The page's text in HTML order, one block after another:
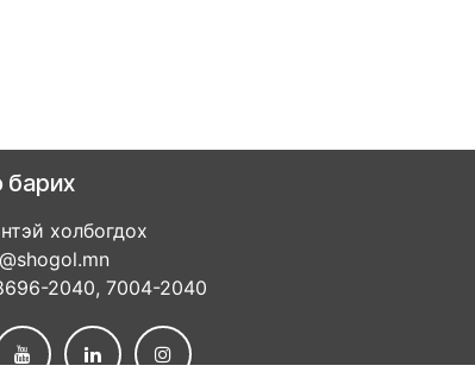
барих
холбогдох
2040, 7004-2040